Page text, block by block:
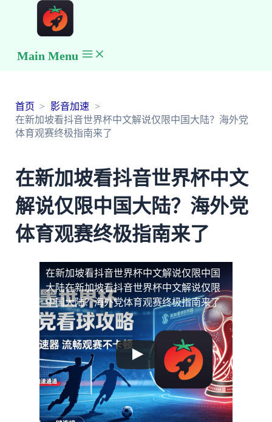
Main Menu
首页
影音加速
在新加坡看抖音世界杯中文解说仅限中国大陆？海外党
体育观赛终极指南来了
在新加坡看抖音世界杯中文
解说仅限中国大陆？海外党
体育观赛终极指南来了
在新加坡看抖音世界杯中文解说仅限中国
大陆在新加坡看抖音世界杯中文解说仅限
中国大陆？海外党体育观赛终极指南来了